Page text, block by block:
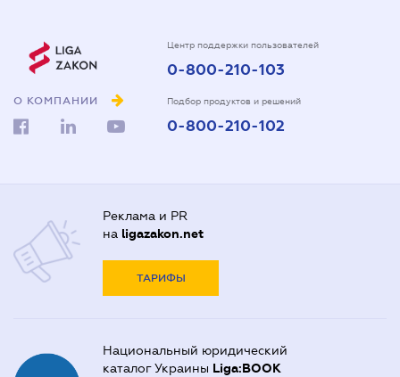
О КОМПАНИИ
Центр поддержки пользователей
0-800-210-103
Подбор продуктов и решений
0-800-210-102
Реклама и PR
на ligazakon.net
ТАРИФЫ
Национальный юридический
каталог Украины Liga:BOOK